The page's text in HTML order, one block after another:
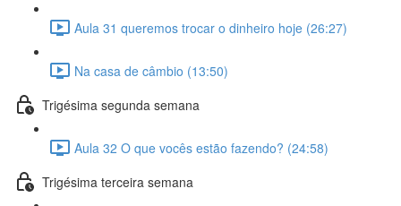
Aula 31 queremos trocar o dinheiro hoje (26:27)
Na casa de câmbio (13:50)
Trigésima segunda semana
Aula 32 O que vocês estão fazendo? (24:58)
Trigésima terceira semana